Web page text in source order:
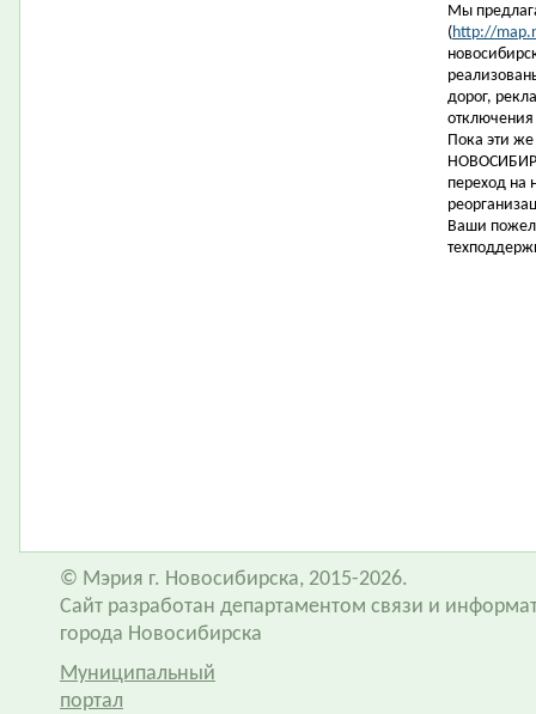
Мы
(http://
дорог,
Пока эти
переход на
Ваши
© Мэрия г. Новосибирска, 2015-2026.
Сайт разработан департаментом связи и
города Новосибирска
Муниципальный
портал